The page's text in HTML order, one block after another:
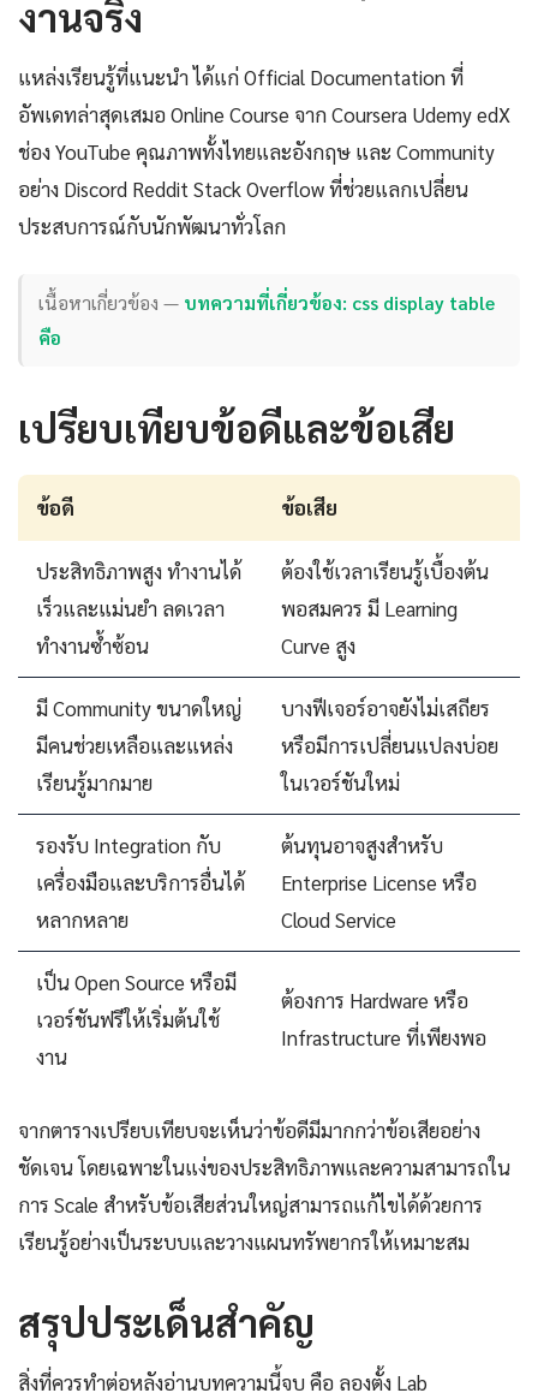
งานจริง
แหล่งเรียนรู้ที่แนะนำ ได้แก่ Official Documentation ที่
อัพเดทล่าสุดเสมอ Online Course จาก Coursera Udemy edX
ช่อง YouTube คุณภาพทั้งไทยและอังกฤษ และ Community
อย่าง Discord Reddit Stack Overflow ที่ช่วยแลกเปลี่ยน
ประสบการณ์กับนักพัฒนาทั่วโลก
เนื้อหาเกี่ยวข้อง — บทความที่เกี่ยวข้อง: css display table
คือ
เปรียบเทียบข้อดีและข้อเสีย
ข้อดี ข้อเสีย
ประสิทธิภาพสูง ทำงานได้
เร็วและแม่นยำ ลดเวลา
ทำงานซ้ำซ้อน
ต้องใช้เวลาเรียนรู้เบื้องต้น
พอสมควร มี Learning
Curve สูง
มี Community ขนาดใหญ่
มีคนช่วยเหลือและแหล่ง
เรียนรู้มากมาย
บางฟีเจอร์อาจยังไม่เสถียร
หรือมีการเปลี่ยนแปลงบ่อย
ในเวอร์ชันใหม่
รองรับ Integration กับ
เครื่องมือและบริการอื่นได้
หลากหลาย
ต้นทุนอาจสูงสำหรับ
Enterprise License หรือ
Cloud Service
เป็น Open Source หรือมี
เวอร์ชันฟรีให้เริ่มต้นใช้
งาน
ต้องการ Hardware หรือ
Infrastructure ที่เพียงพอ
จากตารางเปรียบเทียบจะเห็นว่าข้อดีมีมากกว่าข้อเสียอย่าง
ชัดเจน โดยเฉพาะในแง่ของประสิทธิภาพและความสามารถใน
การ Scale สำหรับข้อเสียส่วนใหญ่สามารถแก้ไขได้ด้วยการ
เรียนรู้อย่างเป็นระบบและวางแผนทรัพยากรให้เหมาะสม
สรุปประเด็นสำคัญ
สิ่งที่ควรทำต่อหลังอ่านบทความนี้จบ คือ ลองตั้ง Lab